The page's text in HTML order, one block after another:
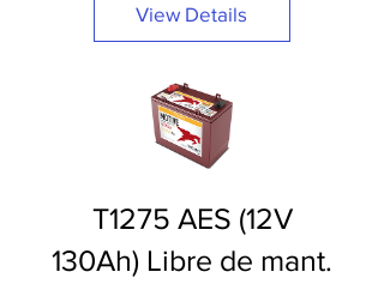
View Details
T1275 AES (12V
130Ah) Libre de mant.